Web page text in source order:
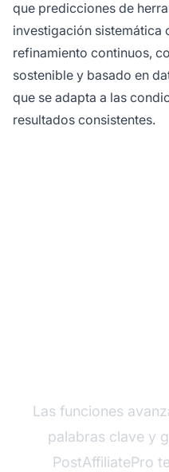
que predicciones de
investigación sistemática
refinamiento continuos,
sostenible y basado en
que se adapta a las
resultados consistentes.
Las funciones
palabras clave y
PostAffiliatePro